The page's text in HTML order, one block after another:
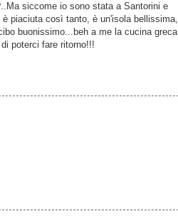
siccome io sono stata a Santorini e
piaciuta così tanto, è un'isola bellissima,
buonissimo...beh a me la cucina greca
poterci fare ritorno!!!